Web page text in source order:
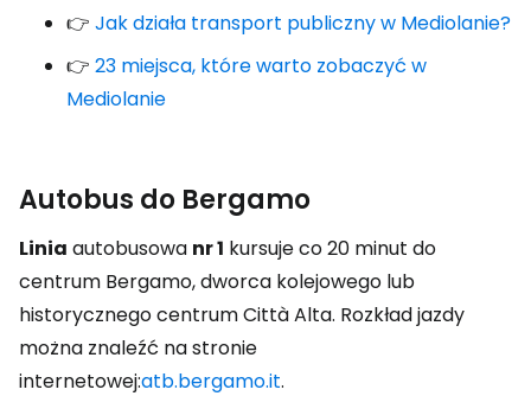
👉 Jak działa transport publiczny w Mediolanie?
👉 23 miejsca, które warto zobaczyć w
Mediolanie
Autobus do Bergamo
Linia autobusowa nr 1 kursuje co 20 minut do
centrum Bergamo, dworca kolejowego lub
historycznego centrum Città Alta. Rozkład jazdy
można znaleźć na stronie
internetowej:atb.bergamo.it.